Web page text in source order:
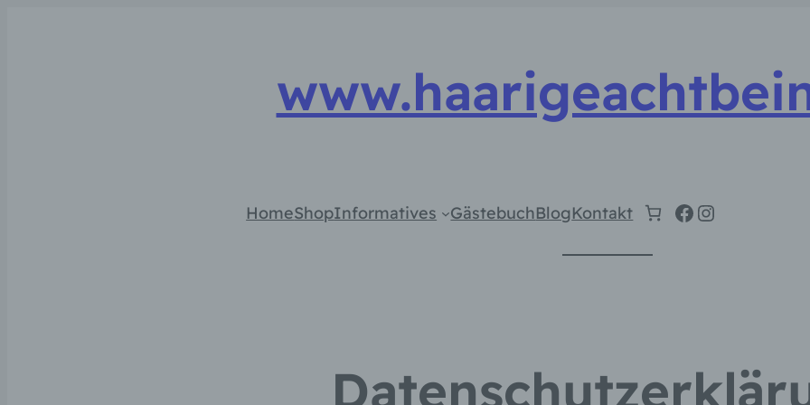
HomeShopInformatives GästebuchBlogKontakt Facebook
Instagram